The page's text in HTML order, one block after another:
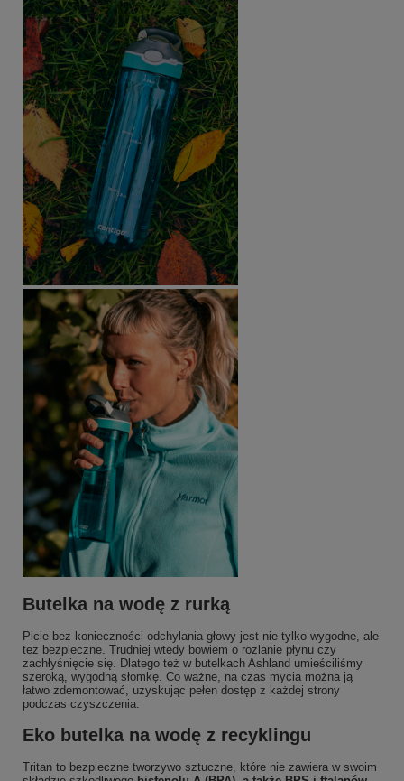
Butelka na wodę z rurką
Picie bez konieczności odchylania głowy jest nie tylko wygodne, ale
też bezpieczne. Trudniej wtedy bowiem o rozlanie płynu czy
zachłyśnięcie się. Dlatego też w butelkach Ashland umieściliśmy
szeroką, wygodną słomkę. Co ważne, na czas mycia można ją
łatwo zdemontować, uzyskując pełen dostęp z każdej strony
podczas czyszczenia.
Eko butelka na wodę z recyklingu
Tritan to bezpieczne tworzywo sztuczne, które nie zawiera w swoim